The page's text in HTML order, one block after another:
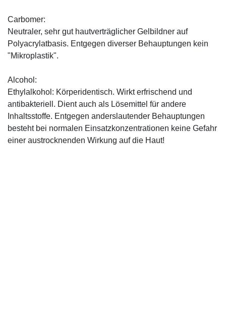
Carbomer:
Neutraler, sehr gut hautverträglicher Gelbildner auf
Polyacrylatbasis. Entgegen diverser Behauptungen kein
"Mikroplastik".
Alcohol:
Ethylalkohol: Körperidentisch. Wirkt erfrischend und
antibakteriell. Dient auch als Lösemittel für andere
Inhaltsstoffe. Entgegen anderslautender Behauptungen
besteht bei normalen Einsatzkonzentrationen keine Gefahr
einer austrocknenden Wirkung auf die Haut!